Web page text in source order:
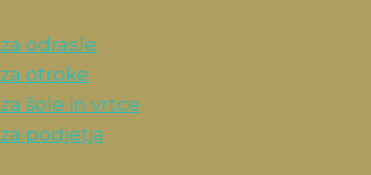
za odrasle
za otroke
za šole in vrtce
za podjetja